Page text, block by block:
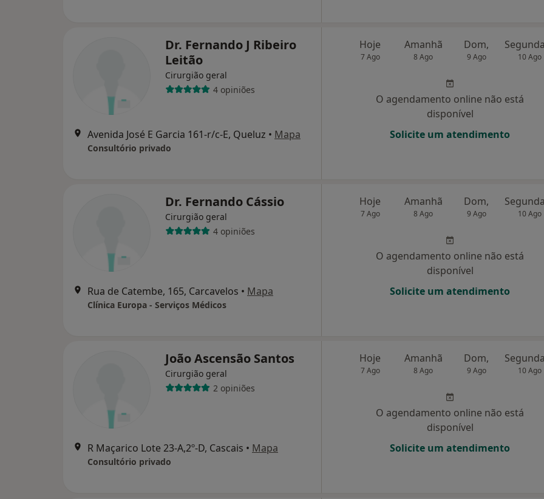
Dr. Fernando J Ribeiro
Leitão
Cirurgião geral
4 opiniões
Avenida José E Garcia 161-r/c-E, Queluz • Mapa
Consultório privado
Hoje
7 Ago
Amanhã
8 Ago
Dom,
9 Ago 10 Ago
O agendamento online não está
disponível
Solicite um atendimento
Dr. Fernando Cássio
Cirurgião geral
4 opiniões
Rua de Catembe, 165, Carcavelos • Mapa
Clínica Europa - Serviços Médicos
Hoje
7 Ago
Amanhã
8 Ago
Dom,
9 Ago 10 Ago
O agendamento online não está
disponível
Solicite um atendimento
João Ascensão Santos
Cirurgião geral
2 opiniões
R Maçarico Lote 23-A,2º-D, Cascais • Mapa
Consultório privado
Hoje
7 Ago
Amanhã
8 Ago
Dom,
9 Ago 10 Ago
O agendamento online não está
disponível
Solicite um atendimento